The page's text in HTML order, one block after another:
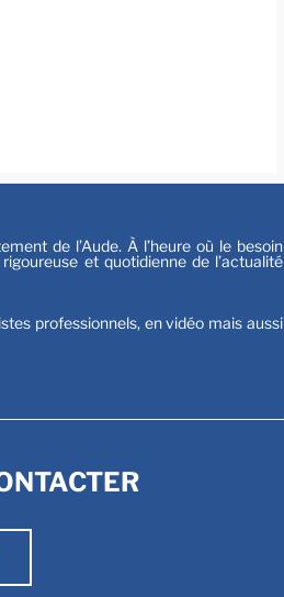
de l’Aude. À l’heure où le besoin
et quotidienne de l’actualité
professionnels, en vidéo mais aussi